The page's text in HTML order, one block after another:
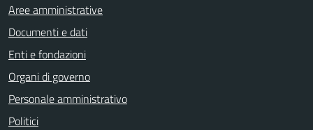
Aree amministrative
Documenti e dati
Enti e fondazioni
Organi di governo
Personale amministrativo
Politici